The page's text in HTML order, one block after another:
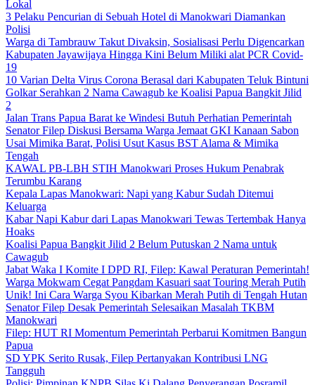
Lokal
3 Pelaku Pencurian di Sebuah Hotel di Manokwari Diamankan
Polisi
Warga di Tambrauw Takut Divaksin, Sosialisasi Perlu Digencarkan
Kabupaten Jayawijaya Hingga Kini Belum Miliki alat PCR Covid-
19
10 Varian Delta Virus Corona Berasal dari Kabupaten Teluk Bintuni
Golkar Serahkan 2 Nama Cawagub ke Koalisi Papua Bangkit Jilid
2
Jalan Trans Papua Barat ke Windesi Butuh Perhatian Pemerintah
Senator Filep Diskusi Bersama Warga Jemaat GKI Kanaan Sabon
Usai Mimika Barat, Polisi Usut Kasus BST Alama & Mimika
Tengah
KAWAL PB-LBH STIH Manokwari Proses Hukum Penabrak
Terumbu Karang
Kepala Lapas Manokwari: Napi yang Kabur Sudah Ditemui
Keluarga
Kabar Napi Kabur dari Lapas Manokwari Tewas Tertembak Hanya
Hoaks
Koalisi Papua Bangkit Jilid 2 Belum Putuskan 2 Nama untuk
Cawagub
Jabat Waka I Komite I DPD RI, Filep: Kawal Peraturan Pemerintah!
Warga Mokwam Cegat Pangdam Kasuari saat Touring Merah Putih
Unik! Ini Cara Warga Syou Kibarkan Merah Putih di Tengah Hutan
Senator Filep Desak Pemerintah Selesaikan Masalah TKBM
Manokwari
Filep: HUT RI Momentum Pemerintah Perbarui Komitmen Bangun
Papua
SD YPK Serito Rusak, Filep Pertanyakan Kontribusi LNG
Tangguh